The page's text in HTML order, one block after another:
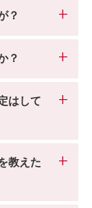
？
？
はして
教えた